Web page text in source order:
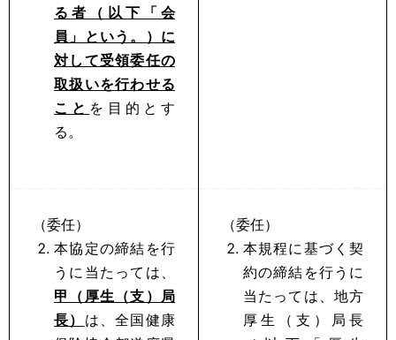
る者（以下「会
員」という。）に
対して受領委任の
取扱いを行わせる
こと を目的とす
る。
（委任）
本協定の締結を行
うに当たっては、
甲（厚生（支）局
長） は、全国健康
（委任）
本規程に基づく契
約の締結を行うに
当たっては、地方
厚生（支）局長